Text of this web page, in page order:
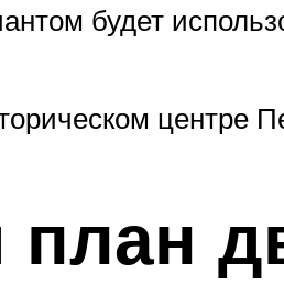
будет
центре